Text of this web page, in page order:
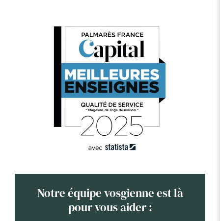
Notre équipe vosgienne est là
pour vous aider :